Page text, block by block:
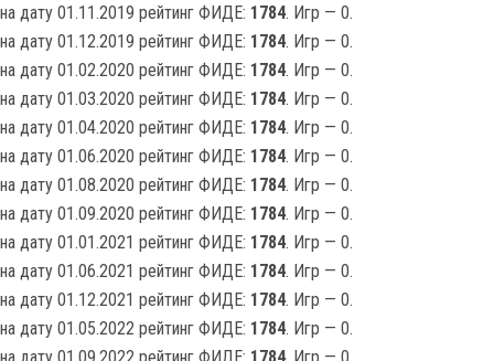
на дату 01.11.2019 рейтинг ФИДЕ: 1784. Игр — 0.
на дату 01.12.2019 рейтинг ФИДЕ: 1784. Игр — 0.
на дату 01.02.2020 рейтинг ФИДЕ: 1784. Игр — 0.
на дату 01.03.2020 рейтинг ФИДЕ: 1784. Игр — 0.
на дату 01.04.2020 рейтинг ФИДЕ: 1784. Игр — 0.
на дату 01.06.2020 рейтинг ФИДЕ: 1784. Игр — 0.
на дату 01.08.2020 рейтинг ФИДЕ: 1784. Игр — 0.
на дату 01.09.2020 рейтинг ФИДЕ: 1784. Игр — 0.
на дату 01.01.2021 рейтинг ФИДЕ: 1784. Игр — 0.
на дату 01.06.2021 рейтинг ФИДЕ: 1784. Игр — 0.
на дату 01.12.2021 рейтинг ФИДЕ: 1784. Игр — 0.
на дату 01.05.2022 рейтинг ФИДЕ: 1784. Игр — 0.